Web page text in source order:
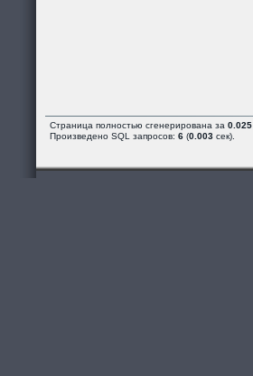
Страница полностью сгенерирована за 0.025
Произведено SQL запросов: 6 (0.003 сек).